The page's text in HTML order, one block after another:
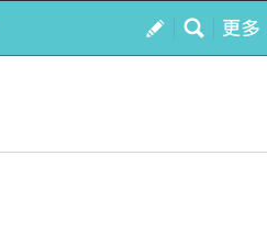
我的